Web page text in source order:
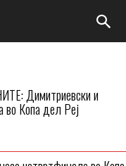
Димитриевски и
во Копа дел Реј